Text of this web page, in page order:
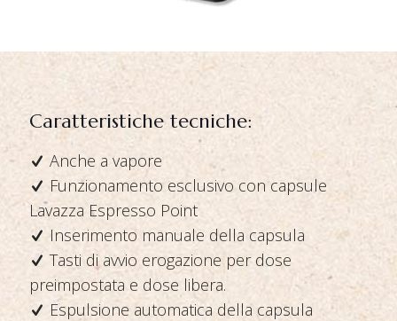
Caratteristiche tecniche:
Anche a vapore
Funzionamento esclusivo con capsule
Lavazza Espresso Point
Inserimento manuale della capsula
Tasti di avvio erogazione per dose
preimpostata e dose libera.
Espulsione automatica della capsula